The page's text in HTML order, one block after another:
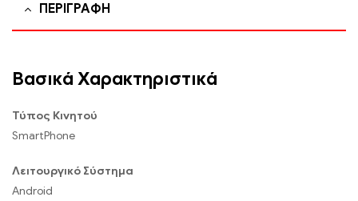
ΠΕΡΙΓΡΑΦΉ
Βασικά Χαρακτηριστικά
Τύπος Κινητού
SmartPhone
Λειτουργικό Σύστημα
Android